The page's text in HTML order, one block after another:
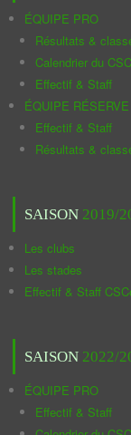
ÉQUIPE PRO
Résultats &
Calendrier du CSC
Effectif & Staff
ÉQUIPE RÉSERVE
Effectif & Staff
Résultats &
SAISON 2019/
Les clubs
Les stades
Effectif & Staff
SAISON 2022/
ÉQUIPE PRO
Effectif & Staff